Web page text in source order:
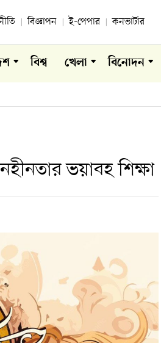
বিজ্ঞাপন ই-পেপার কনভার্টার
বিশ্ব খেলা বিনোদন
ভয়াবহ শিক্ষা